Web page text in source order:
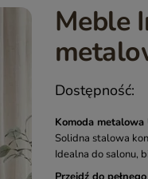
ŁÓŻKA DREWNIANE
SZAFKI NOCNE DREWNIANE
SZAFY DREWNIANE
Z LITEGO DREWNA
Z PALISANDRU
MEBLE INDYJSKIE Z AKACJI
RUSTYKALNE
ISLAND – MEBLE W STYLU
Meble
Dostępność:
Komoda metalowa
Solidna stalowa
Idealna do salonu,